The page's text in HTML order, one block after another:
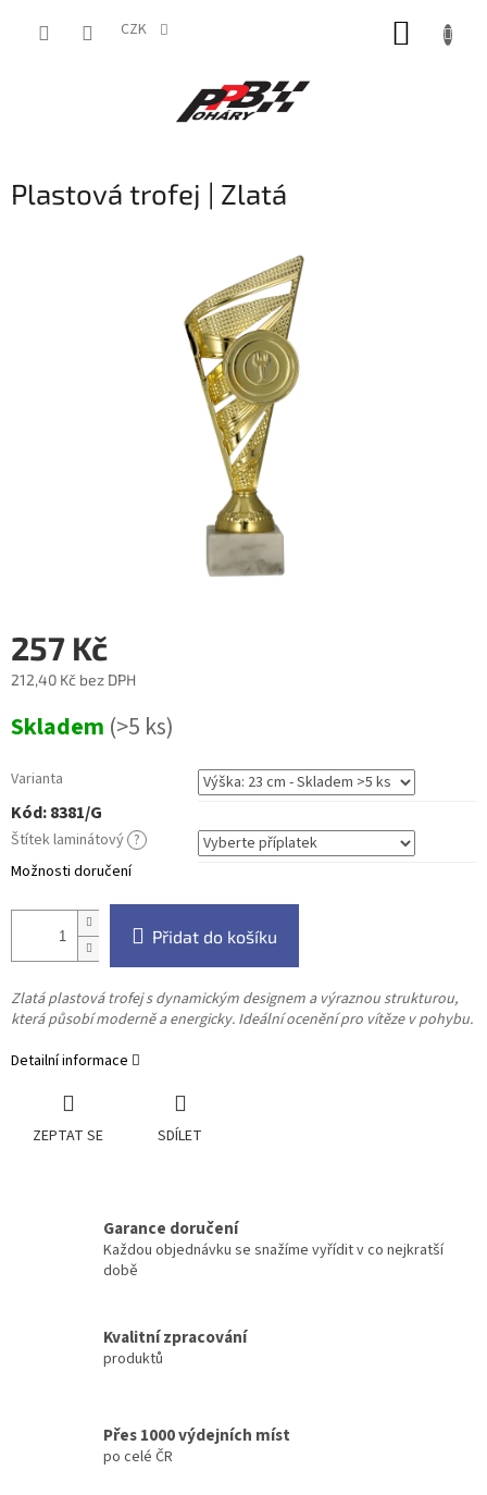
CZK
Plastová trofej | Zlatá
257 Kč
212,40 Kč bez DPH
cena:
Skladem (>5 ks)
Varianta
Kód:8381/G
Štítek laminátový ?
Možnosti doručení
Přidat do košíku
Zlatá plastová trofej s dynamickým designem a výraznou strukturou,
která působí moderně a energicky. Ideální ocenění pro vítěze v pohybu.
Detailní informace
ZEPTAT SE SDÍLET
Garance doručení
Každou objednávku se snažíme vyřídit v co nejkratší
době
Kvalitní zpracování
produktů
Přes 1000 výdejních míst
po celé ČR